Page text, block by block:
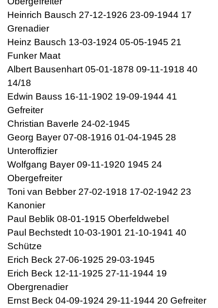
Heinrich Bausch 27-12-1926 23-09-1944 17
Grenadier
Heinz Bausch 13-03-1924 05-05-1945 21
Funker Maat
Albert Bausenhart 05-01-1878 09-11-1918 40
14/18
Edwin Bauss 16-11-1902 19-09-1944 41
Gefreiter
Christian Baverle 24-02-1945
Georg Bayer 07-08-1916 01-04-1945 28
Unteroffizier
Wolfgang Bayer 09-11-1920 1945 24
Obergefreiter
Toni van Bebber 27-02-1918 17-02-1942 23
Kanonier
Paul Beblik 08-01-1915 Oberfeldwebel
Paul Bechstedt 10-03-1901 21-10-1941 40
Schütze
Erich Beck 27-06-1925 29-03-1945
Erich Beck 12-11-1925 27-11-1944 19
Obergrenadier
Ernst Beck 04-09-1924 29-11-1944 20 Gefreiter